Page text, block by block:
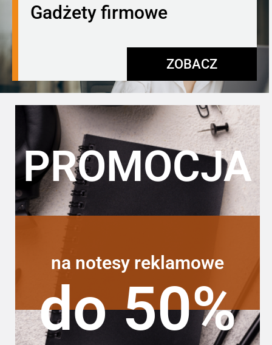
Gadżety firmowe
ZOBACZ
PROMOCJA
na notesy reklamowe
do 50%